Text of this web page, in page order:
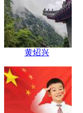
黄炤兴